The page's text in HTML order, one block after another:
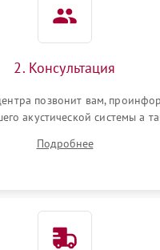
2. Консультация
позвонит вам,
акустической системы а
Подробнее